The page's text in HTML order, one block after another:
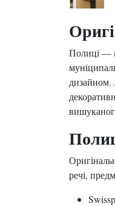
Полиці —
дизайном.
речі,